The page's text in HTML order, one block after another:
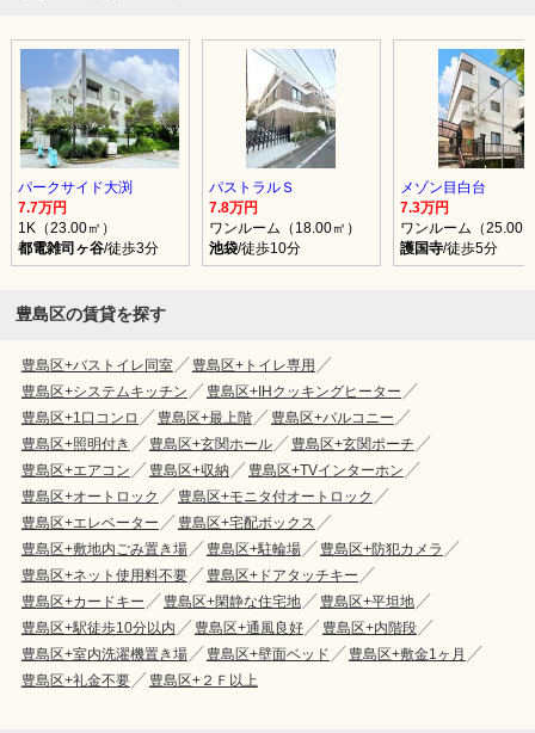
パークサイド大渕
7.7万円
1K（23.00㎡）
都電雑司ヶ谷/徒歩3分
パストラルＳ
7.8万円
ワンルーム（18.00㎡）
池袋/徒歩10分
メゾン目白台
7.3万円
ワンルーム（25.00
護国寺/徒歩5分
豊島区の賃貸を探す
豊島区+バストイレ同室
豊島区+トイレ専用
豊島区+システムキッチン
豊島区+IHクッキングヒーター
豊島区+1口コンロ
豊島区+最上階
豊島区+バルコニー
豊島区+照明付き
豊島区+玄関ホール
豊島区+玄関ポーチ
豊島区+エアコン
豊島区+収納
豊島区+TVインターホン
豊島区+オートロック
豊島区+モニタ付オートロック
豊島区+エレベーター
豊島区+宅配ボックス
豊島区+敷地内ごみ置き場
豊島区+駐輪場
豊島区+防犯カメラ
豊島区+ネット使用料不要
豊島区+ドアタッチキー
豊島区+カードキー
豊島区+閑静な住宅地
豊島区+平坦地
豊島区+駅徒歩10分以内
豊島区+通風良好
豊島区+内階段
豊島区+室内洗濯機置き場
豊島区+壁面ベッド
豊島区+敷金1ヶ月
豊島区+礼金不要
豊島区+２Ｆ以上